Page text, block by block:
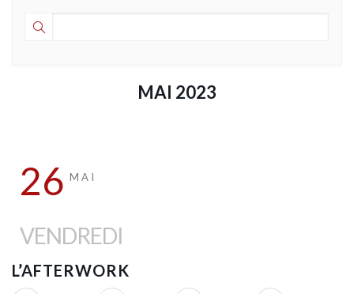
MAI 2023
26 MAI
VENDREDI
L’AFTERWORK